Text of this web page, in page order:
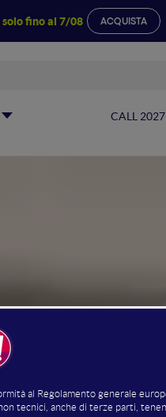
solo fino al 7/08 ACQUISTA
CALL 2027